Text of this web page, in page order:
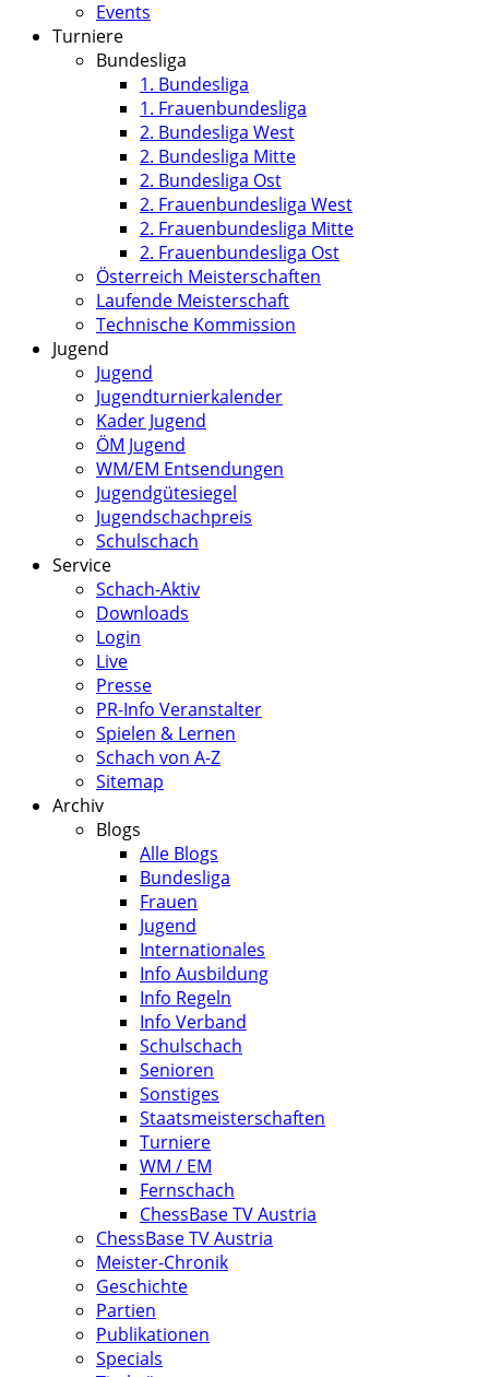
Events
Turniere
Bundesliga
1. Bundesliga
1. Frauenbundesliga
2. Bundesliga West
2. Bundesliga Mitte
2. Bundesliga Ost
2. Frauenbundesliga West
2. Frauenbundesliga Mitte
2. Frauenbundesliga Ost
Österreich Meisterschaften
Laufende Meisterschaft
Technische Kommission
Jugend
Jugend
Jugendturnierkalender
Kader Jugend
ÖM Jugend
WM/EM Entsendungen
Jugendgütesiegel
Jugendschachpreis
Schulschach
Service
Schach-Aktiv
Downloads
Login
Live
Presse
PR-Info Veranstalter
Spielen & Lernen
Schach von A-Z
Sitemap
Archiv
Blogs
Alle Blogs
Bundesliga
Frauen
Jugend
Internationales
Info Ausbildung
Info Regeln
Info Verband
Schulschach
Senioren
Sonstiges
Staatsmeisterschaften
Turniere
WM / EM
Fernschach
ChessBase TV Austria
ChessBase TV Austria
Meister-Chronik
Geschichte
Partien
Publikationen
Specials